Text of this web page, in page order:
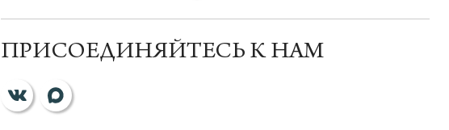
ПРИСОЕДИНЯЙТЕСЬ К НАМ
мессенджер!